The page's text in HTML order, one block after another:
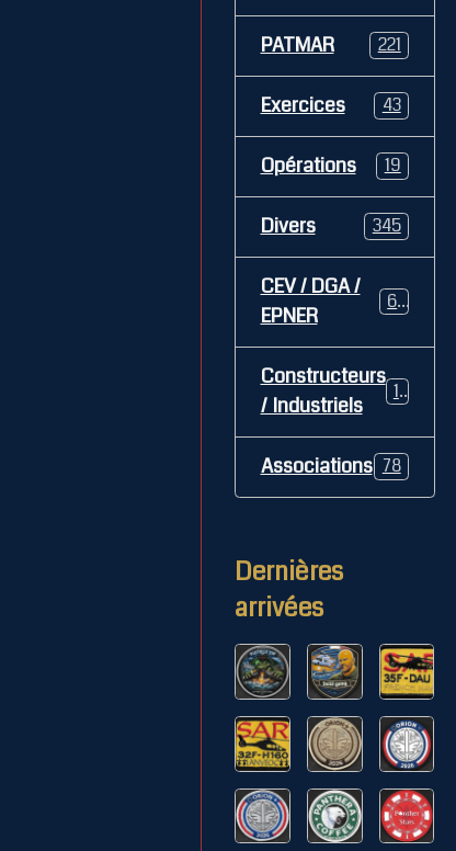
PATMAR 221
Exercices 43
Opérations 19
Divers 345
CEV / DGA /
EPNER
62
Constructeurs
/ Industriels
127
Associations 78
Dernières
arrivées